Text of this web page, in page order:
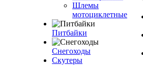
Шлемы
мотоциклетные
Питбайки
Снегоходы
Скутеры